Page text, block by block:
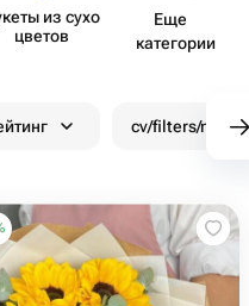
из сухо​
цветов
Еще
категории
cv/filters/